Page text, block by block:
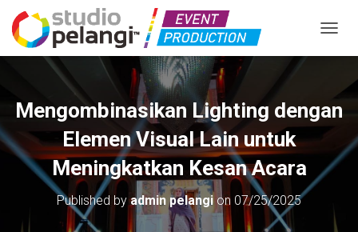
Mengombinasikan Lighting dengan
Elemen Visual Lain untuk
Meningkatkan Kesan Acara
Published byadmin pelangi on 07/25/2025